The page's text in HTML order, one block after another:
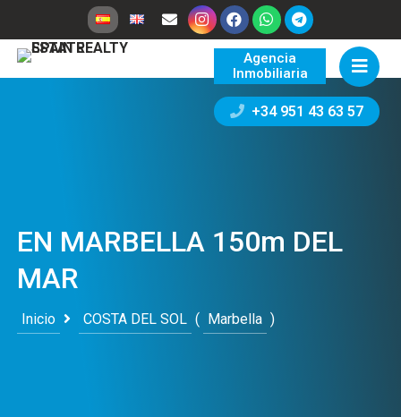
+34 951 43 63 57
Agencia
Inmobiliaria
EN MARBELLA 150m DEL
MAR
Inicio COSTA DEL SOL ( Marbella )